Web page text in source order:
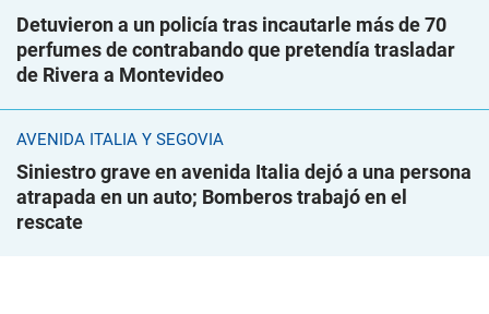
Detuvieron a un policía tras incautarle más de 70
perfumes de contrabando que pretendía trasladar
de Rivera a Montevideo
AVENIDA ITALIA Y SEGOVIA
Siniestro grave en avenida Italia dejó a una persona
atrapada en un auto; Bomberos trabajó en el
rescate